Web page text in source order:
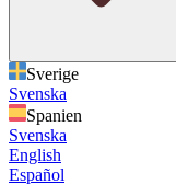
Sverige
Svenska
Spanien
Svenska
English
Español